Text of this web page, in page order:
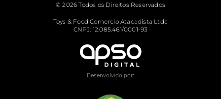
© 2026 Todos os Direitos Reservados
Toys & Food Comercio Atacadista Ltda
CNPJ: 12.085.461/0001-93
Desenvolvido por: